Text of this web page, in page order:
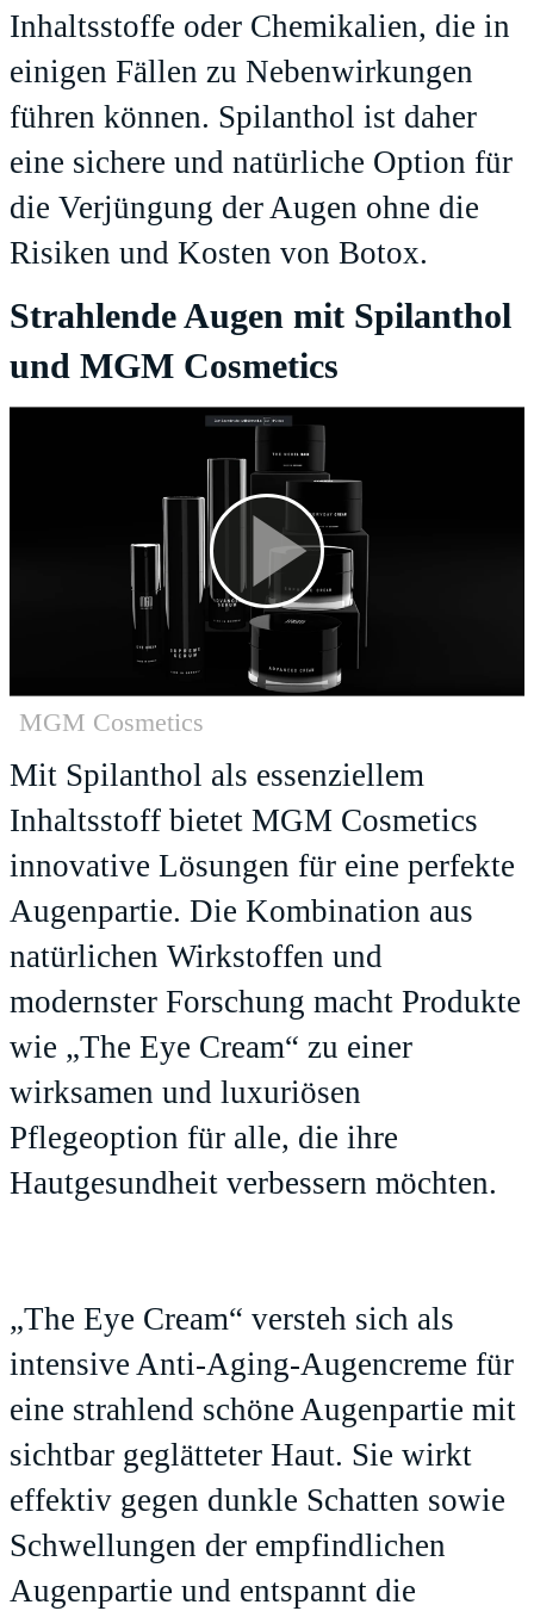
Inhaltsstoffe oder Chemikalien, die in
einigen Fällen zu Nebenwirkungen
führen können. Spilanthol ist daher
eine sichere und natürliche Option für
die Verjüngung der Augen ohne die
Risiken und Kosten von Botox.
Strahlende Augen mit Spilanthol
und MGM Cosmetics
MGM Cosmetics
Mit Spilanthol als essenziellem
Inhaltsstoff bietet MGM Cosmetics
innovative Lösungen für eine perfekte
Augenpartie. Die Kombination aus
natürlichen Wirkstoffen und
modernster Forschung macht Produkte
wie „The Eye Cream“ zu einer
wirksamen und luxuriösen
Pflegeoption für alle, die ihre
Hautgesundheit verbessern möchten.
„The Eye Cream“ versteh sich als
intensive Anti-Aging-Augencreme für
eine strahlend schöne Augenpartie mit
sichtbar geglätteter Haut. Sie wirkt
effektiv gegen dunkle Schatten sowie
Schwellungen der empfindlichen
Augenpartie und entspannt die